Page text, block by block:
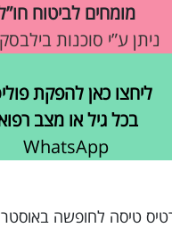
מומחים לביטוח
ניתן ע”י סוכנות
ליחצו כאן להפקת
בכל גיל או מצב
WhatsApp
טיסה לחופשה